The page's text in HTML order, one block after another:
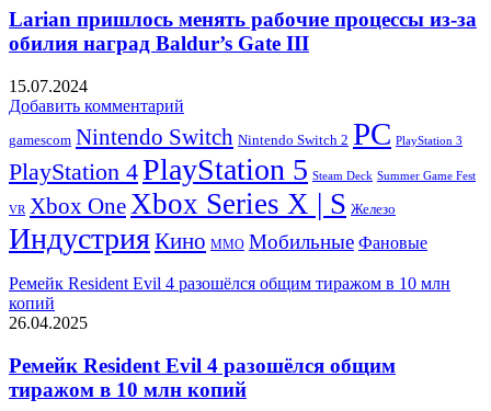
Larian пришлось менять рабочие процессы из-за
обилия наград Baldur’s Gate III
15.07.2024
Добавить комментарий
gamescom Nintendo Switch Nintendo Switch 2 PC PlayStation 3
PlayStation 4PlayStation 5 Steam Deck Summer Game Fest
VR Xbox OneXbox Series X | S Железо
ИндустрияКино ММО Мобильные Фановые
Ремейк Resident Evil 4 разошёлся общим тиражом в 10 млн
копий
26.04.2025
Ремейк Resident Evil 4 разошёлся общим
тиражом в 10 млн копий